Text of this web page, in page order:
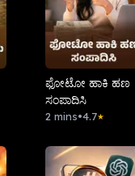
ಫೋಟೋ ಹಾಕಿ ಹಣ
ಸಂಪಾದಿಸಿ
2 mins•4.7★